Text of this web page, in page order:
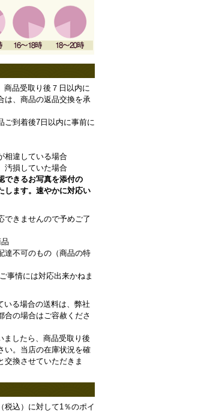
商品受取り後７日以内に
は、商品の返品交換を承
ご到着後7日以内に事前に
相違している場合
汚損していた場合
できるお写真を添付の
します。速やかに対応い
できませんので予めご了
達不可のもの（商品の特
事情には対応出来かねま
いる場合の送料は、弊社
合の場合はご容赦くださ
ましたら、商品受取り後
い。当店の在庫状況を確
交換させていただきま
税込）に対して1％のポイ